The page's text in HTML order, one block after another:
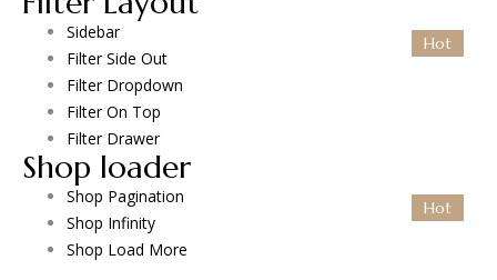
Sidebar
Filter Side Out
Hot
Filter Dropdown
Filter On Top
Filter Drawer
Shop loader
Shop Pagination
Shop Infinity
Hot
Shop Load More